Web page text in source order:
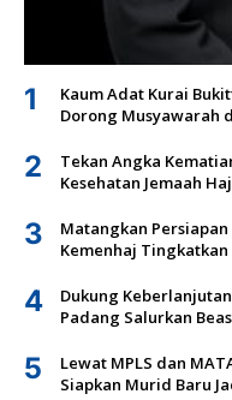
1
Kaum Adat Kurai
Dorong Musyawarah
2
Tekan Angka
Kesehatan Jemaah
3
Matangkan
Kemenhaj
4
Dukung
Padang Salurkan
5
Lewat MPLS dan
Siapkan Murid Baru